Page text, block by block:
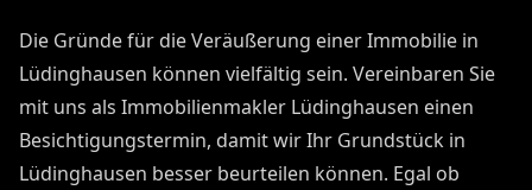
Die Gründe für die Veräußerung einer Immobilie in
Lüdinghausen können vielfältig sein. Vereinbaren Sie
mit uns als Immobilienmakler Lüdinghausen einen
Besichtigungstermin, damit wir Ihr Grundstück in
Lüdinghausen besser beurteilen können. Egal ob